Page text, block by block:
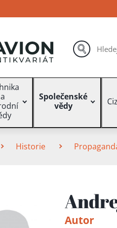
hledat
a
Společenské
vědy
Historie
Autor